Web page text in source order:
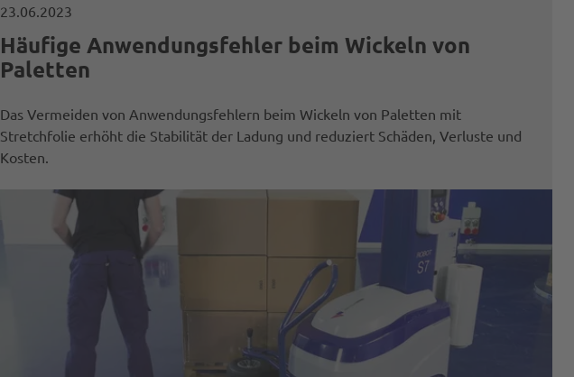
23.06.2023
Häufige Anwendungsfehler beim Wickeln von
Paletten
Das Vermeiden von Anwendungsfehlern beim Wickeln von Paletten mit
Stretchfolie erhöht die Stabilität der Ladung und reduziert Schäden, Verluste und
Kosten.